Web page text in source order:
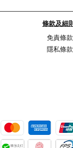
條款及細
免責條款
隱私條款